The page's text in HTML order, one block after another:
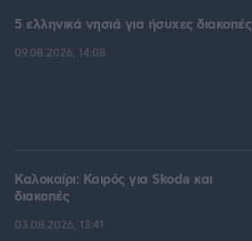
5 ελληνικά νησιά για ήσυχες διακοπές
09.08.2026, 14:08
Καλοκαίρι: Καιρός για Skoda και
διακοπές
03.08.2026, 13:41